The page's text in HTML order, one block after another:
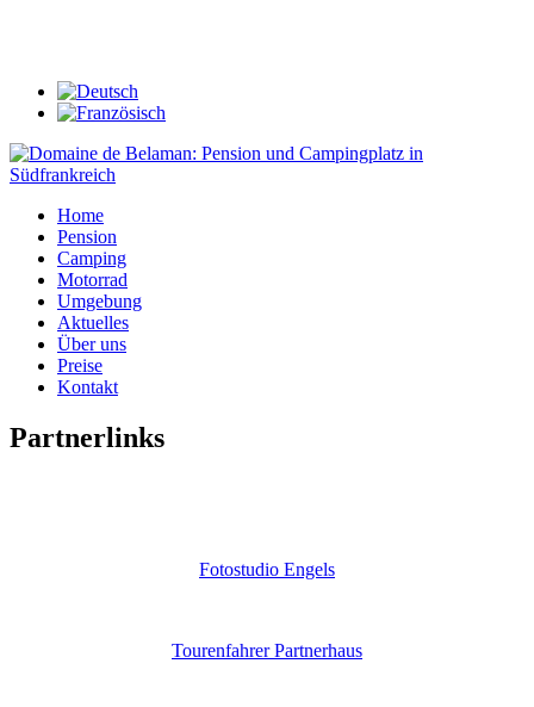
Home
Pension
Camping
Motorrad
Umgebung
Aktuelles
Über uns
Preise
Kontakt
Partnerlinks
Fotostudio Engels
Tourenfahrer Partnerhaus